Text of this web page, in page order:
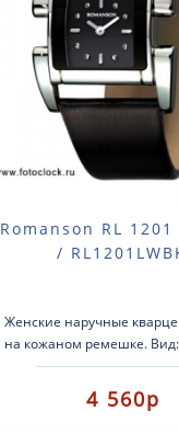
Romanson RL 1201
/
Женские наручные
на кожаном ремешке.
часы.Тип
кварцевые.Корпус:
сталь.Ремешок..
4 560р